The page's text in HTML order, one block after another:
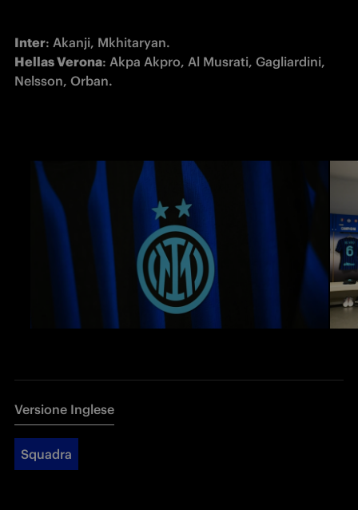
Inter
Hellas Verona: Akpa Akpro, Al Musrati, Gagliardini,
Nelsson, Orban.
Versione Inglese
Squadra